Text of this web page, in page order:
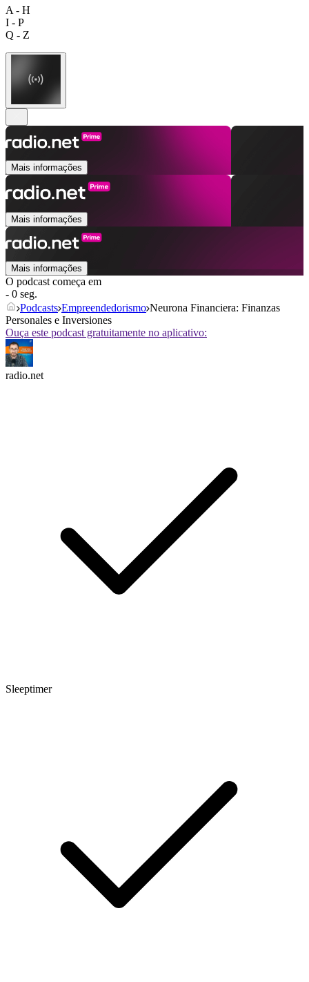
A - H
I - P
Q - Z
Mais informações
Mais informações
Mais informações
O podcast começa em
- 0 seg.
Podcasts Empreendedorismo Neurona Financiera: Finanzas
Personales e Inversiones
Ouça este podcast gratuitamente no aplicativo:
radio.net
Sleeptimer